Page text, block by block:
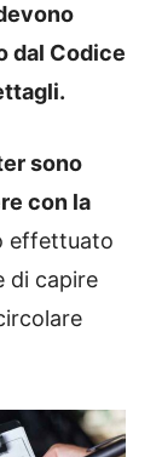
dal Codice
sono
con la
effettuato
di capire